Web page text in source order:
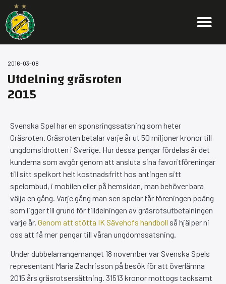
2016-03-08
Utdelning gräsroten
2015
Svenska Spel har en sponsringssatsning som heter
Gräsroten. Gräsroten betalar varje år ut 50 miljoner kronor till
ungdomsidrotten i Sverige. Hur dessa pengar fördelas är det
kunderna som avgör genom att ansluta sina favoritföreningar
till sitt spelkort helt kostnadsfritt hos antingen sitt
spelombud, i mobilen eller på hemsidan, man behöver bara
välja en gång. Varje gång man sen spelar får föreningen poäng
som ligger till grund för tilldelningen av gräsrotsutbetalningen
varje år. Genom att stötta IK Sävehofs handboll så hjälper ni
oss att få mer pengar till våran ungdomssatsning.
Under dubbelarrangemanget 18 november var Svenska Spels
representant Maria Zachrisson på besök för att överlämna
2015 års gräsrotsersättning. 31513 kronor mottogs tacksamt